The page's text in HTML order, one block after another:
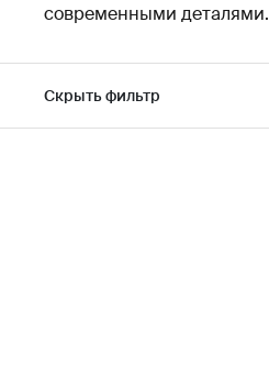
современными деталями.
Скрыть фильтр